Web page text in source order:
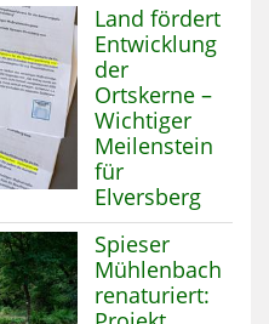
Mehr zum
Land fördert
Entwicklung
der
Ortskerne –
Wichtiger
Meilenstein
für
Elversberg
Mehr zum
Spieser
Mühlenbach
renaturiert: